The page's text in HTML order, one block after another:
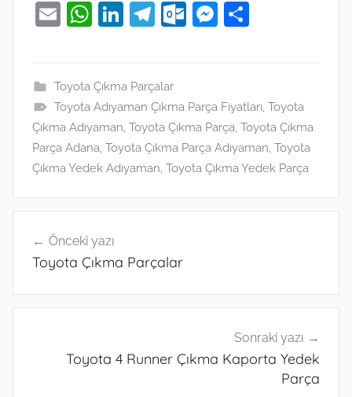
E
l
W
s
A
p
p
Li
e
dI
n
T
gr
a
m
O
k.
c
o
m
M
n
g
er
Toyota Çıkma Parçalar
Toyota Adıyaman Çıkma Parça Fiyatları, Toyota
Çıkma Adıyaman, Toyota Çıkma Parça, Toyota Çıkma
Parça Adana, Toyota Çıkma Parça Adıyaman, Toyota
Çıkma Yedek Adıyaman, Toyota Çıkma Yedek Parça
gezinmesi
Önceki yazı
Toyota Çıkma Parçalar
Sonraki yazı
Toyota 4 Runner Çıkma Kaporta Yedek
Parça